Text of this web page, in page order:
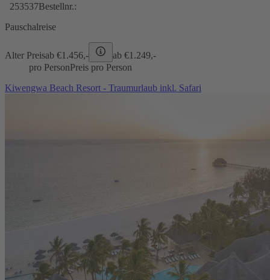
253537Bestellnr.:
Pauschalreise
Alter Preisab €1.456,- ab €1.249,-
pro PersonPreis pro Person
Kiwengwa Beach Resort - Traumurlaub inkl. Safari